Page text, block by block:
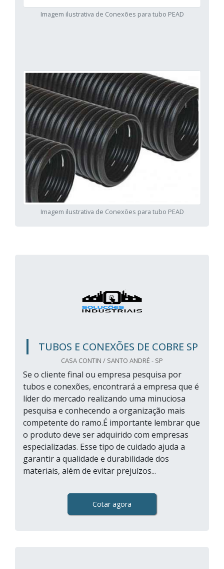
Imagem ilustrativa de Conexões para tubo PEAD
Imagem ilustrativa de Conexões para tubo PEAD
TUBOS E CONEXÕES DE COBRE SP
CASA CONTIN / SANTO ANDRÉ - SP
Se o cliente final ou empresa pesquisa por
tubos e conexões, encontrará a empresa que é
líder do mercado realizando uma minuciosa
pesquisa e conhecendo a organização mais
competente do ramo.É importante lembrar que
o produto deve ser adquirido com empresas
especializadas. Esse tipo de cuidado ajuda a
garantir a qualidade e durabilidade dos
materiais, além de evitar prejuízos...
Cotar agora